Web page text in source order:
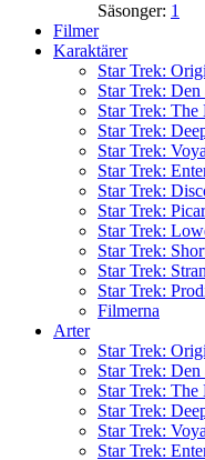
Säsonger: 1
Filmer
Karaktärer
Star Trek:
Star Trek: Den
Star Trek: The
Star Trek:
Star Trek:
Star Trek:
Star Trek:
Star Trek:
Star Trek:
Star Trek:
Star Trek:
Star Trek:
Filmerna
Arter
Star Trek:
Star Trek: Den
Star Trek: The
Star Trek:
Star Trek:
Star Trek: